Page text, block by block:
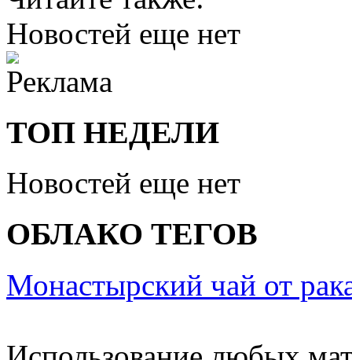
Новостей еще нет
ТОП НЕДЕЛИ
Новостей еще нет
ОБЛАКО ТЕГОВ
Монастырский чай от